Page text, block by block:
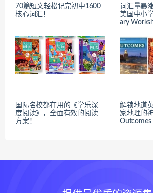
70篇短文轻松记完初中1600
核心词汇！
词汇量暴
美国中小
ary
国际名校都在用的《学乐深
度阅读》，全面有效的阅读
方案！
解锁地道
家地理的
Outcomes